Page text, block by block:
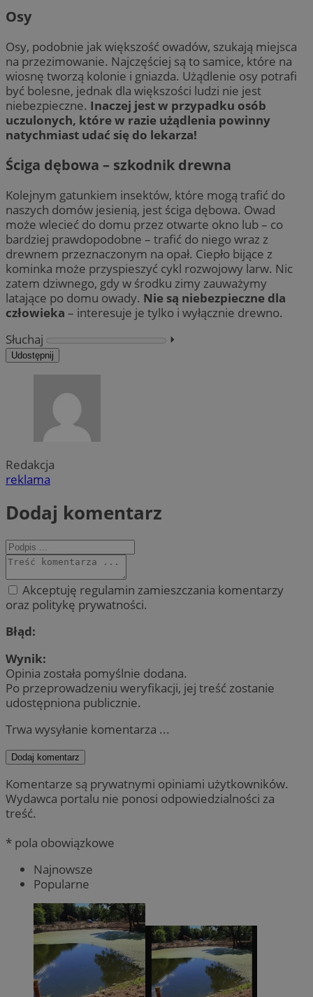
Osy
Osy, podobnie jak większość owadów, szukają miejsca
na przezimowanie. Najczęściej są to samice, które na
wiosnę tworzą kolonie i gniazda. Użądlenie osy potrafi
być bolesne, jednak dla większości ludzi nie jest
niebezpieczne. Inaczej jest w przypadku osób
uczulonych, które w razie użądlenia powinny
natychmiast udać się do lekarza!
Ściga dębowa – szkodnik drewna
Kolejnym gatunkiem insektów, które mogą trafić do
naszych domów jesienią, jest ściga dębowa. Owad
może wlecieć do domu przez otwarte okno lub – co
bardziej prawdopodobne – trafić do niego wraz z
drewnem przeznaczonym na opał. Ciepło bijące z
kominka może przyspieszyć cykl rozwojowy larw. Nic
zatem dziwnego, gdy w środku zimy zauważymy
latające po domu owady. Nie są niebezpieczne dla
człowieka – interesuje je tylko i wyłącznie drewno.
Słuchaj
⏵︎
Udostępnij
Redakcja
reklama
Dodaj komentarz
Akceptuję regulamin zamieszczania komentarzy
oraz politykę prywatności.
Błąd:
Wynik:
Opinia została pomyślnie dodana.
Po przeprowadzeniu weryfikacji, jej treść zostanie
udostępniona publicznie.
Trwa wysyłanie komentarza ...
Dodaj komentarz
Komentarze są prywatnymi opiniami użytkowników.
Wydawca portalu nie ponosi odpowiedzialności za
treść.
* pola obowiązkowe
Najnowsze
Popularne